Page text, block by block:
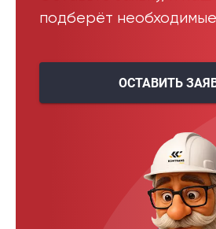
подберёт
ОСТАВИТЬ